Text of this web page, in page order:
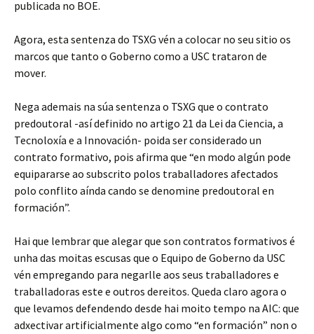
publicada no BOE.
Agora, esta sentenza do TSXG vén a colocar no seu sitio os
marcos que tanto o Goberno como a USC trataron de
mover.
Nega ademais na súa sentenza o TSXG que o contrato
predoutoral -así definido no artigo 21 da Lei da Ciencia, a
Tecnoloxía e a Innovación- poida ser considerado un
contrato formativo, pois afirma que “en modo algún pode
equipararse ao subscrito polos traballadores afectados
polo conflito aínda cando se denomine predoutoral en
formación”.
Hai que lembrar que alegar que son contratos formativos é
unha das moitas escusas que o Equipo de Goberno da USC
vén empregando para negarlle aos seus traballadores e
traballadoras este e outros dereitos. Queda claro agora o
que levamos defendendo desde hai moito tempo na AIC: que
adxectivar artificialmente algo como “en formación” non o